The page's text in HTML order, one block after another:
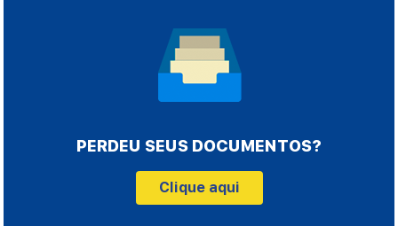
PERDEU SEUS DOCUMENTOS?
Clique aqui